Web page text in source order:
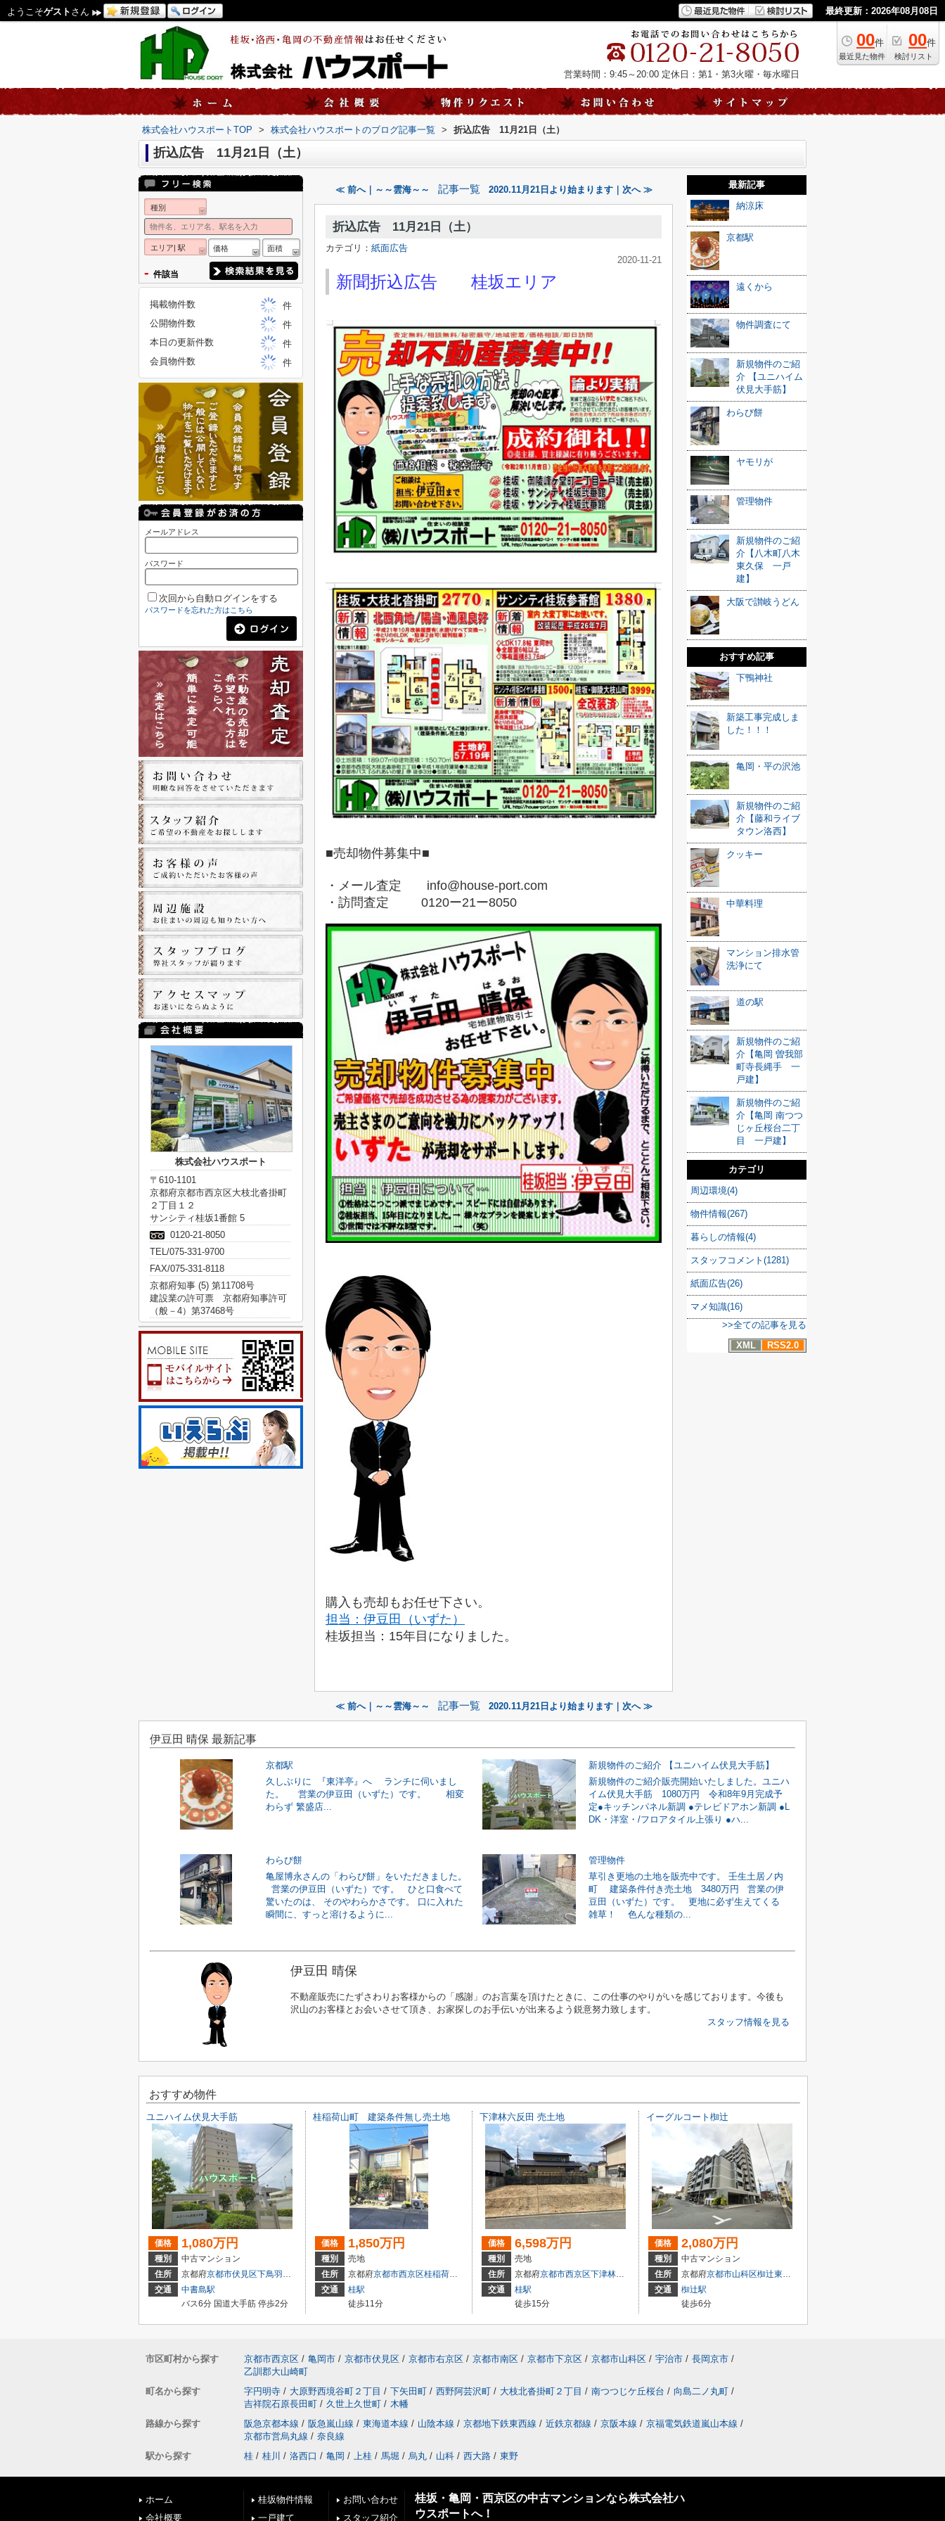
ようこそゲスト さん 最終更新：2026年08月08日
00件
最近見た物件
00件
検討リスト
営業時間：9:45～20:00 定休日：第1・第3火曜・毎水曜日
株式会社ハウスポートTOP > 株式会社ハウスポートのブログ記事一覧 > 折込広告 11月21日（土）
折込広告 11月21日（土）
≪ 前へ｜～～雲海～～ 記事一覧 2020.11月21日より始まります｜次へ ≫
折込広告 11月21日（土）
カテゴリ： 紙面広告
2020-11-21
新聞折込広告 桂坂エリア
■売却物件募集中■
・メール査定 info@house-port.com
・訪問査定 0120ー21ー8050
購入も売却もお任せ下さい。
担当：伊豆田（いずた）
桂坂担当：15年目になりました。
≪ 前へ｜～～雲海～～ 記事一覧 2020.11月21日より始まります｜次へ ≫
最新記事
納涼床
京都駅
遠くから
物件調査にて
新規物件のご紹
介 【ユニハイム
伏見大手筋】
わらび餅
ヤモリが
管理物件
新規物件のご紹
介【八木町八木
東久保 一戸
建】
大阪で讃岐うどん
おすすめ記事
下鴨神社
新築工事完成しま
した！！！
亀岡・平の沢池
新規物件のご紹
介【藤和ライブ
タウン洛西】
クッキー
中華料理
マンション排水管
洗浄にて
道の駅
新規物件のご紹
介【亀岡 曽我部
町寺長縄手 一
戸建】
新規物件のご紹
介【亀岡 南つつ
じヶ丘桜台二丁
目 一戸建】
カテゴリ
周辺環境(4)
物件情報(267)
暮らしの情報(4)
スタッフコメント(1281)
紙面広告(26)
マメ知識(16)
>>全ての記事を見る
XML
RSS2.0
種別
エリア| 駅 価格 面積
- 件該当
掲載物件数
件
公開物件数
件
本日の更新件数
件
会員物件数
件
メールアドレス
パスワード
次回から自動ログインをする
パスワードを忘れた方はこちら
株式会社ハウスポート
〒610-1101
京都府京都市西京区大枝北沓掛町
２丁目１２
サンシティ桂坂1番館 5
0120-21-8050
TEL/075-331-9700
FAX/075-331-8118
京都府知事 (5) 第11708号
建設業の許可票 京都府知事許可
（般－4）第37468号
伊豆田 晴保 最新記事
京都駅
久しぶりに 『東洋亭』へ ランチに伺いまし
た。 営業の伊豆田（いずた）です。 相変
わらず 繁盛店...
新規物件のご紹介 【ユニハイム伏見大手筋】
新規物件のご紹介販売開始いたしました。ユニハ
イム伏見大手筋 1080万円 令和8年9月完成予
定●キッチンパネル新調 ●テレビドアホン新調 ●L
DK・洋室・/フロアタイル上張り ●ハ...
わらび餅
亀屋博永さんの「わらび餅」をいただきました。
営業の伊豆田（いずた）です。 ひと口食べて
驚いたのは、 そのやわらかさです。 口に入れた
瞬間に、すっと溶けるように...
管理物件
草引き更地の土地を販売中です。 壬生土居ノ内
町 建築条件付き売土地 3480万円 営業の伊
豆田（いずた）です。 更地に必ず生えてくる
雑草！ 色んな種類の...
伊豆田 晴保
不動産販売にたずさわりお客様からの「感謝」のお言葉を頂けたときに、この仕事のやりがいを感じております。今後も
沢山のお客様とお会いさせて頂き、お家探しのお手伝いが出来るよう鋭意努力致します。
スタッフ情報を見る
おすすめ物件
ユニハイム伏見大手筋
価格 1,080万円
種別
中古マンション
住所
京都府京都市伏見区下鳥羽広長町
交通
中書島駅
バス6分 国道大手筋 停歩2分
桂稲荷山町 建築条件無し売土地
価格 1,850万円
種別
売地
住所
京都府京都市西京区桂稲荷山町
交通
桂駅
徒歩11分
下津林六反田 売土地
価格 6,598万円
種別
売地
住所
京都府京都市西京区下津林六反田
交通
桂駅
徒歩15分
イーグルコート椥辻
価格 2,080万円
種別
中古マンション
住所
京都府京都市山科区椥辻東浦町
交通
椥辻駅
徒歩6分
市区町村から探す 京都市西京区 / 亀岡市 / 京都市伏見区 / 京都市右京区 / 京都市南区 / 京都市下京区 / 京都市山科区 / 宇治市 / 長岡京市 /
乙訓郡大山崎町
町名から探す
字円明寺 / 大原野西境谷町２丁目 / 下矢田町 / 西野阿芸沢町 / 大枝北沓掛町２丁目 / 南つつじケ丘桜台 / 向島二ノ丸町 /
吉祥院石原長田町 / 久世上久世町 / 木幡
路線から探す
阪急京都本線 / 阪急嵐山線 / 東海道本線 / 山陰本線 / 京都地下鉄東西線 / 近鉄京都線 / 京阪本線 / 京福電気鉄道嵐山本線 /
京都市営烏丸線 / 奈良線
駅から探す
桂 / 桂川 / 洛西口 / 亀岡 / 上桂 / 馬堀 / 烏丸 / 山科 / 西大路 / 東野
ホーム
会社概要
桂坂物件情報
一戸建て
お問い合わせ
スタッフ紹介
桂坂・亀岡・西京区の中古マンションなら株式会社ハ
ウスポートへ！